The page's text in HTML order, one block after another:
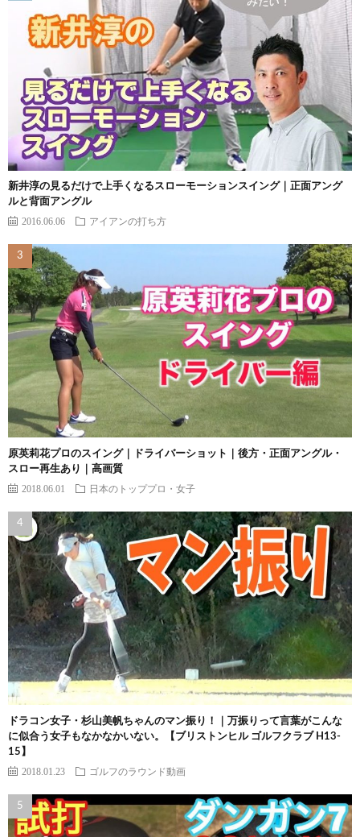
新井淳の見るだけで上手くなるスローモーションスイング｜正面アング
ルと背面アングル
2016.06.06 アイアンの打ち方
原英莉花プロのスイング｜ドライバーショット｜後方・正面アングル・
スロー再生あり｜高画質
2018.06.01 日本のトッププロ・女子
ドラコン女子・杉山美帆ちゃんのマン振り！｜万振りって言葉がこんな
に似合う女子もなかなかいない。【ブリストンヒル ゴルフクラブ H13-
15】
2018.01.23 ゴルフのラウンド動画